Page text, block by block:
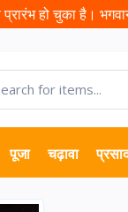
प्रारंभ हो चुका है।
पूजा चढ़ावा